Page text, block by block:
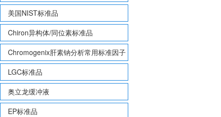
美国NIST标准品
Chiron异构体/同位素标准品
Chromogenix肝素钠分析常用标准因子
LGC标准品
奥立龙缓冲液
EP标准品